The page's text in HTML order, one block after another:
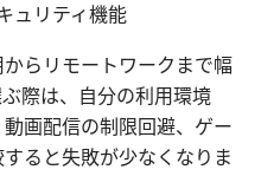
ュリティ機能
らリモートワークまで幅
際は、自分の利用環境
動画配信の制限回避、ゲー
ると失敗が少なくなりま